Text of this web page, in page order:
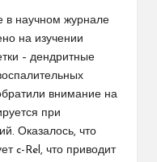
в научном журнале
на изучении
– дендритные
внимание на
при
Оказалось, что
c-Rel, что приводит